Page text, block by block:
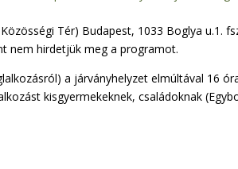
Tér) Budapest, 1033 Boglya u.1.
nem hirdetjük meg a programot.
a járványhelyzet elmúltával 16
kisgyermekeknek, családoknak